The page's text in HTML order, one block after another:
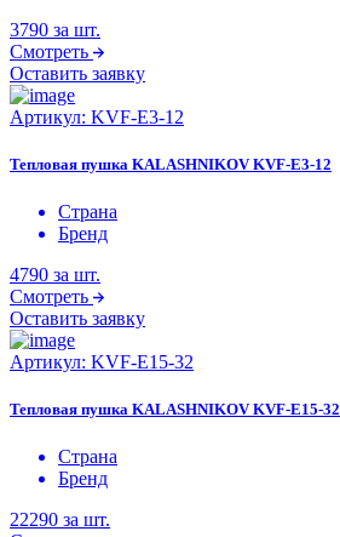
3790 за шт.
Смотреть
Оставить заявку
Артикул: KVF-E3-12
Тепловая пушка KALASHNIKOV KVF-E3-12
Страна
Бренд
4790 за шт.
Смотреть
Оставить заявку
Артикул: KVF-E15-32
Тепловая пушка KALASHNIKOV KVF-E15-32
Страна
Бренд
22290 за шт.